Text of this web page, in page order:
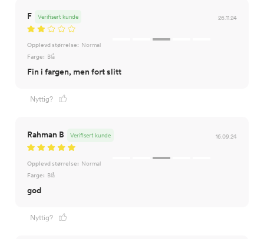
F 26.11.24
Verifisert kunde
Opplevd størrelse: Normal
Farge: Blå
Fin i fargen, men fort slitt
Nyttig?
Rahman B 16.09.24
Verifisert kunde
Opplevd størrelse: Normal
Farge: Blå
god
Nyttig?